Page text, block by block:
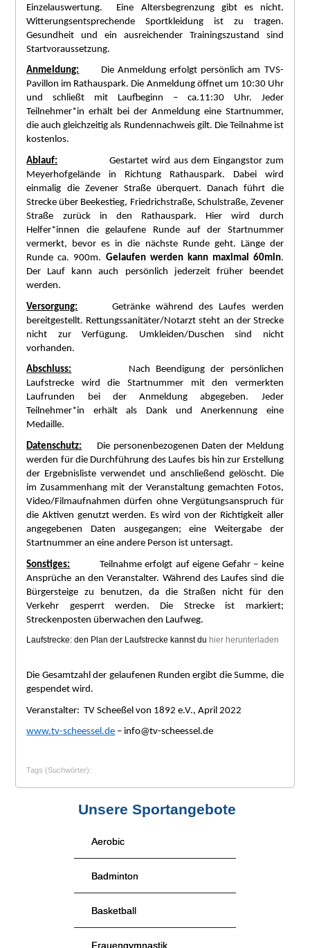
Einzelauswertung. Eine Altersbegrenzung gibt es nicht.
Witterungsentsprechende Sportkleidung ist zu tragen.
Gesundheit und ein ausreichender Trainingszustand sind
Startvoraussetzung.
Anmeldung:
Die Anmeldung erfolgt persönlich am TVS-
Pavillon im Rathauspark. Die Anmeldung öffnet um 10:30 Uhr
und schließt mit Laufbeginn – ca.11:30 Uhr. Jeder
Teilnehmer*in erhält bei der Anmeldung eine Startnummer,
die auch gleichzeitig als Rundennachweis gilt. Die Teilnahme ist
kostenlos.
Ablauf: Gestartet wird aus dem Eingangstor zum
Meyerhofgelände in Richtung Rathauspark. Dabei wird
einmalig die Zevener Straße überquert. Danach führt die
Strecke über Beekestieg, Friedrichstraße, Schulstraße, Zevener
Straße zurück in den Rathauspark. Hier wird durch
Helfer*innen die gelaufene Runde auf der Startnummer
vermerkt, bevor es in die nächste Runde geht. Länge der
Runde ca. 900m. Gelaufen werden kann maximal 60min.
Der Lauf kann auch persönlich jederzeit früher beendet
werden.
Versorgung: Getränke während des Laufes werden
bereitgestellt. Rettungssanitäter/Notarzt steht an der Strecke
nicht zur Verfügung. Umkleiden/Duschen sind nicht
vorhanden.
Abschluss: Nach Beendigung der persönlichen
Laufstrecke wird die Startnummer mit den vermerkten
Laufrunden bei der Anmeldung abgegeben. Jeder
Teilnehmer*in erhält als Dank und Anerkennung eine
Medaille.
Datenschutz: Die personenbezogenen Daten der Meldung
werden für die Durchführung des Laufes bis hin zur Erstellung
der Ergebnisliste verwendet und anschließend gelöscht. Die
im Zusammenhang mit der Veranstaltung gemachten Fotos,
Video/Filmaufnahmen dürfen ohne Vergütungsanspruch für
die Aktiven genutzt werden. Es wird von der Richtigkeit aller
angegebenen Daten ausgegangen; eine Weitergabe der
Startnummer an eine andere Person ist untersagt.
Sonstiges: Teilnahme erfolgt auf eigene Gefahr – keine
Ansprüche an den Veranstalter. Während des Laufes sind die
Bürgersteige zu benutzen, da die Straßen nicht für den
Verkehr gesperrt werden. Die Strecke ist markiert;
Streckenposten überwachen den Laufweg.
Laufstrecke: den Plan der Laufstrecke kannst du hier herunterladen
Die Gesamtzahl der gelaufenen Runden ergibt die Summe, die
gespendet wird.
Veranstalter: TV Scheeßel von 1892 e.V., April 2022
www.tv-scheessel.de – info@tv-scheessel.de
Tags (Suchwörter):
Unsere Sportangebote
Aerobic
Badminton
Basketball
Frauengymnastik